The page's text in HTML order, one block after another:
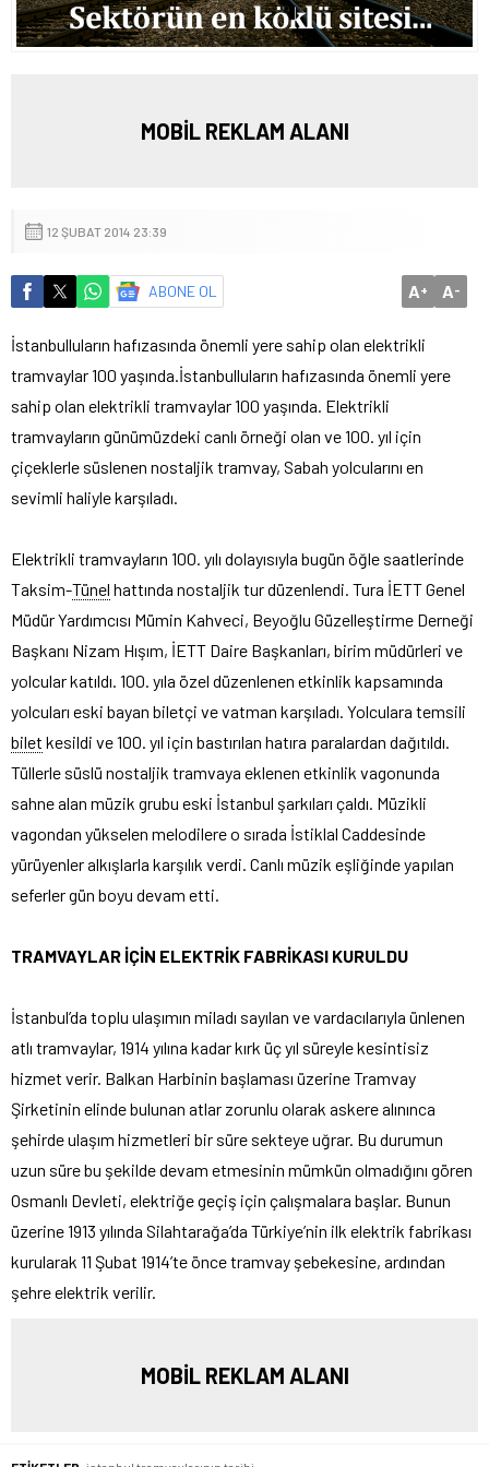
MOBİL REKLAM ALANI
12 ŞUBAT 2014 23:39
ABONE OL A+ A-
İstanbulluların hafızasında önemli yere sahip olan elektrikli
tramvaylar 100 yaşında. İstanbulluların hafızasında önemli yere
sahip olan elektrikli tramvaylar 100 yaşında. Elektrikli
tramvayların günümüzdeki canlı örneği olan ve 100. yıl için
çiçeklerle süslenen nostaljik tramvay, Sabah yolcularını en
sevimli haliyle karşıladı.
Elektrikli tramvayların 100. yılı dolayısıyla bugün öğle saatlerinde
Taksim-Tünel hattında nostaljik tur düzenlendi. Tura İETT Genel
Müdür Yardımcısı Mümin Kahveci, Beyoğlu Güzelleştirme Derneği
Başkanı Nizam Hışım, İETT Daire Başkanları, birim müdürleri ve
yolcular katıldı. 100. yıla özel düzenlenen etkinlik kapsamında
yolcuları eski bayan biletçi ve vatman karşıladı. Yolculara temsili
bilet kesildi ve 100. yıl için bastırılan hatıra paralardan dağıtıldı.
Tüllerle süslü nostaljik tramvaya eklenen etkinlik vagonunda
sahne alan müzik grubu eski İstanbul şarkıları çaldı. Müzikli
vagondan yükselen melodilere o sırada İstiklal Caddesinde
yürüyenler alkışlarla karşılık verdi. Canlı müzik eşliğinde yapılan
seferler gün boyu devam etti.
TRAMVAYLAR İÇİN ELEKTRİK FABRİKASI KURULDU
İstanbul’da toplu ulaşımın miladı sayılan ve vardacılarıyla ünlenen
atlı tramvaylar, 1914 yılına kadar kırk üç yıl süreyle kesintisiz
hizmet verir. Balkan Harbinin başlaması üzerine Tramvay
Şirketinin elinde bulunan atlar zorunlu olarak askere alınınca
şehirde ulaşım hizmetleri bir süre sekteye uğrar. Bu durumun
uzun süre bu şekilde devam etmesinin mümkün olmadığını gören
Osmanlı Devleti, elektriğe geçiş için çalışmalara başlar. Bunun
üzerine 1913 yılında Silahtarağa’da Türkiye’nin ilk elektrik fabrikası
kurularak 11 Şubat 1914’te önce tramvay şebekesine, ardından
şehre elektrik verilir.
MOBİL REKLAM ALANI